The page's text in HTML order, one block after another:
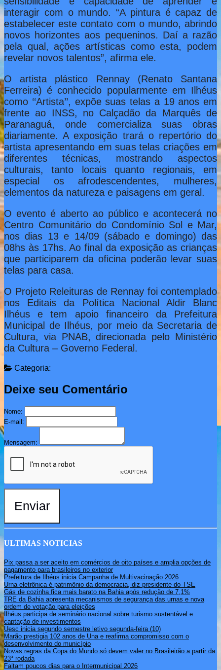
interagir com o mundo. “A pintura é capaz de
estabelecer este contato com o mundo, abrindo
novos horizontes aos pequeninos. Daí a razão
pela qual, ações artísticas como esta, podem
revelar novos talentos”, afirma ele.
O artista plástico Rennay (Renato Santana
Ferreira) é conhecido popularmente em Ilhéus
como ‘‘Artista’’, expõe suas telas a 19 anos em
frente ao INSS, no Calçadão da Marquês de
Paranaguá, onde comercializa suas obras
diariamente. A exposição trará o repertório do
artista apresentando em suas telas criações em
diferentes técnicas, mostrando aspectos
culturais, tanto locais quanto regionais, em
especial os afrodescendentes, mulheres,
elementos da natureza e paisagens em geral.
O evento é aberto ao público e acontecerá no
Centro Comunitário do Condomínio Sol e Mar,
nos dias 13 e 14/09 (sábado e domingo) das
08hs às 17hs. Ao final da exposição as crianças
que participarem da oficina poderão levar suas
telas para casa.
O Projeto Releituras de Rennay foi contemplado
nos Editais da Política Nacional Aldir Blanc
Ilhéus e tem apoio financeiro da Prefeitura
Municipal de Ilhéus, por meio da Secretaria de
Cultura, via PNAB, direcionada pelo Ministério
da Cultura – Governo Federal.
Categoria:
Deixe seu Comentário
Nome:
E-mail:
Mensagem:
Enviar
ULTIMAS NOTICIAS
Pix passa a ser aceito em comércios de oito países e amplia opções de
pagamento para brasileiros no exterior
Prefeitura de Ilhéus inicia Campanha de Multivacinação 2026
Urna eletrônica é patrimônio da democracia, diz presidente do TSE
Gás de cozinha fica mais barato na Bahia após redução de 7,1%
TRE da Bahia apresenta mecanismos de segurança das urnas e nova
ordem de votação para eleições
Ilhéus participa de seminário nacional sobre turismo sustentável e
captação de investimentos
Uesc inicia segundo semestre letivo segunda-feira (10)
Marão prestigia 102 anos de Una e reafirma compromisso com o
desenvolvimento do município
Novas regras da Copa do Mundo só devem valer no Brasileirão a partir da
23ª rodada
Faltam poucos dias para o Intermunicipal 2026